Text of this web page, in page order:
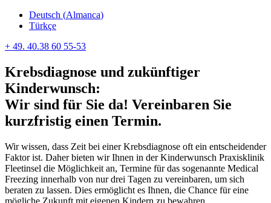
Deutsch (Almanca)
Türkçe
+ 49. 40.38 60 55-53
Krebsdiagnose und zukünftiger
Kinderwunsch:
Wir sind für Sie da! Vereinbaren Sie
kurzfristig einen Termin.
Wir wissen, dass Zeit bei einer Krebsdiagnose oft ein entscheidender
Faktor ist. Daher bieten wir Ihnen in der Kinderwunsch Praxisklinik
Fleetinsel die Möglichkeit an, Termine für das sogenannte Medical
Freezing innerhalb von nur drei Tagen zu vereinbaren, um sich
beraten zu lassen. Dies ermöglicht es Ihnen, die Chance für eine
mögliche Zukunft mit eigenen Kindern zu bewahren.